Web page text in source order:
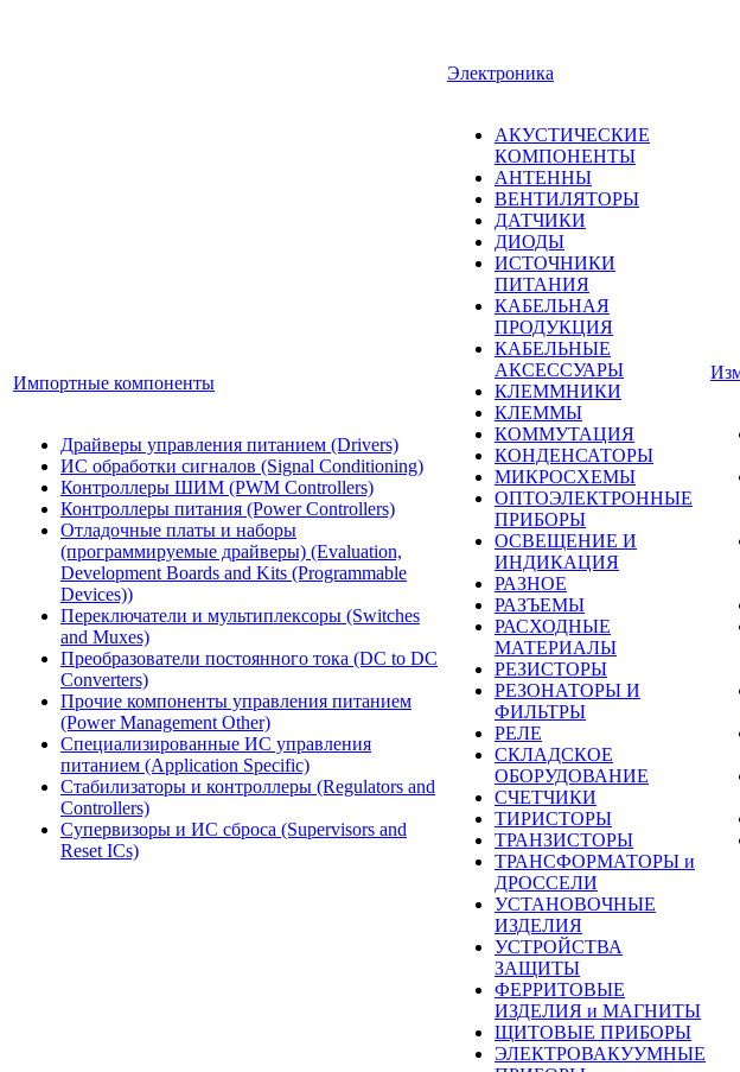
Импортные компоненты
Драйверы управления питанием (Drivers)
ИС обработки сигналов (Signal Conditioning)
Контроллеры ШИМ (PWM Controllers)
Контроллеры питания (Power Controllers)
Отладочные платы и наборы
(программируемые драйверы) (Evaluation,
Development Boards and Kits (Programmable
Devices))
Переключатели и мультиплексоры (Switches
and Muxes)
Преобразователи постоянного тока (DC to DC
Converters)
Прочие компоненты управления питанием
(Power Management Other)
Специализированные ИС управления
питанием (Application Specific)
Стабилизаторы и контроллеры (Regulators and
Controllers)
Супервизоры и ИС сброса (Supervisors and
Reset ICs)
Электроника
АКУСТИЧЕСКИЕ
КОМПОНЕНТЫ
АНТЕННЫ
ВЕНТИЛЯТОРЫ
ДАТЧИКИ
ДИОДЫ
ИСТОЧНИКИ
ПИТАНИЯ
КАБЕЛЬНАЯ
ПРОДУКЦИЯ
КАБЕЛЬНЫЕ
АКСЕССУАРЫ
КЛЕММНИКИ
КЛЕММЫ
КОММУТАЦИЯ
КОНДЕНСАТОРЫ
МИКРОСХЕМЫ
ОПТОЭЛЕКТРОННЫЕ
ПРИБОРЫ
ОСВЕЩЕНИЕ И
ИНДИКАЦИЯ
РАЗНОЕ
РАЗЪЕМЫ
РАСХОДНЫЕ
МАТЕРИАЛЫ
РЕЗИСТОРЫ
РЕЗОНАТОРЫ И
ФИЛЬТРЫ
РЕЛЕ
СКЛАДСКОЕ
ОБОРУДОВАНИЕ
СЧЕТЧИКИ
ТИРИСТОРЫ
ТРАНЗИСТОРЫ
ТРАНСФОРМАТОРЫ и
ДРОССЕЛИ
УСТАНОВОЧНЫЕ
ИЗДЕЛИЯ
УСТРОЙСТВА
ЗАЩИТЫ
ФЕРРИТОВЫЕ
ИЗДЕЛИЯ и МАГНИТЫ
ЩИТОВЫЕ ПРИБОРЫ
ЭЛЕКТРОВАКУУМНЫЕ